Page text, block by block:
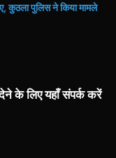
कुठला पुलिस ने किया मामले
के लिए यहाँ संपर्क करें